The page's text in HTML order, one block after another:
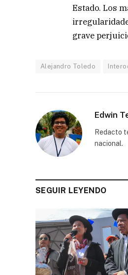
Estado. Los
grave
Alejandro Toledo
Edwin
Redacto
nacional.
SEGUIR LEYENDO